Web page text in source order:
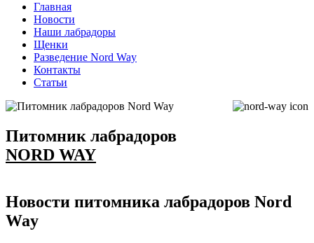
Главная
Новости
Наши лабрадоры
Щенки
Разведение Nord Way
Контакты
Статьи
Питомник лабрадоров
NORD WAY
Новости питомника лабрадоров Nord
Way